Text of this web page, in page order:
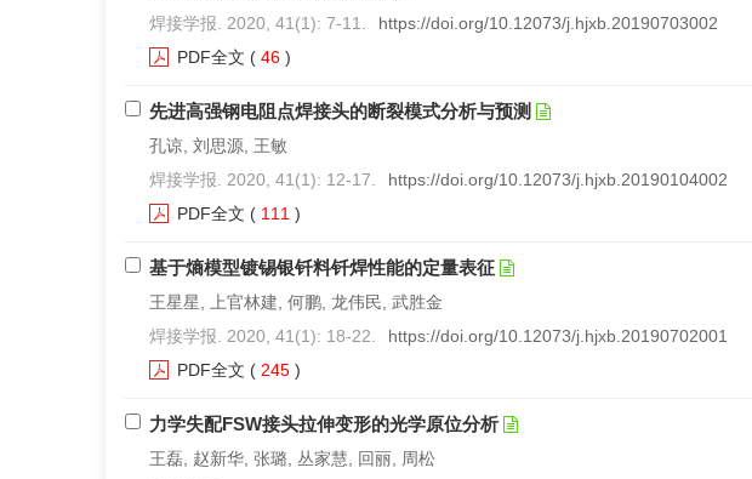
焊接学报. 2020, 41(1): 7-11.
https://doi.org/10.12073/j.hjxb.20190703002
PDF全文 ( 46 )
先进高强钢电阻点焊接头的断裂模式分析与预测
孔谅, 刘思源, 王敏
焊接学报. 2020, 41(1): 12-17.
https://doi.org/10.12073/j.hjxb.20190104002
PDF全文 ( 111 )
基于熵模型镀锡银钎料钎焊性能的定量表征
王星星, 上官林建, 何鹏, 龙伟民, 武胜金
焊接学报. 2020, 41(1): 18-22.
https://doi.org/10.12073/j.hjxb.20190702001
PDF全文 ( 245 )
力学失配FSW接头拉伸变形的光学原位分析
王磊, 赵新华, 张璐, 丛家慧, 回丽, 周松